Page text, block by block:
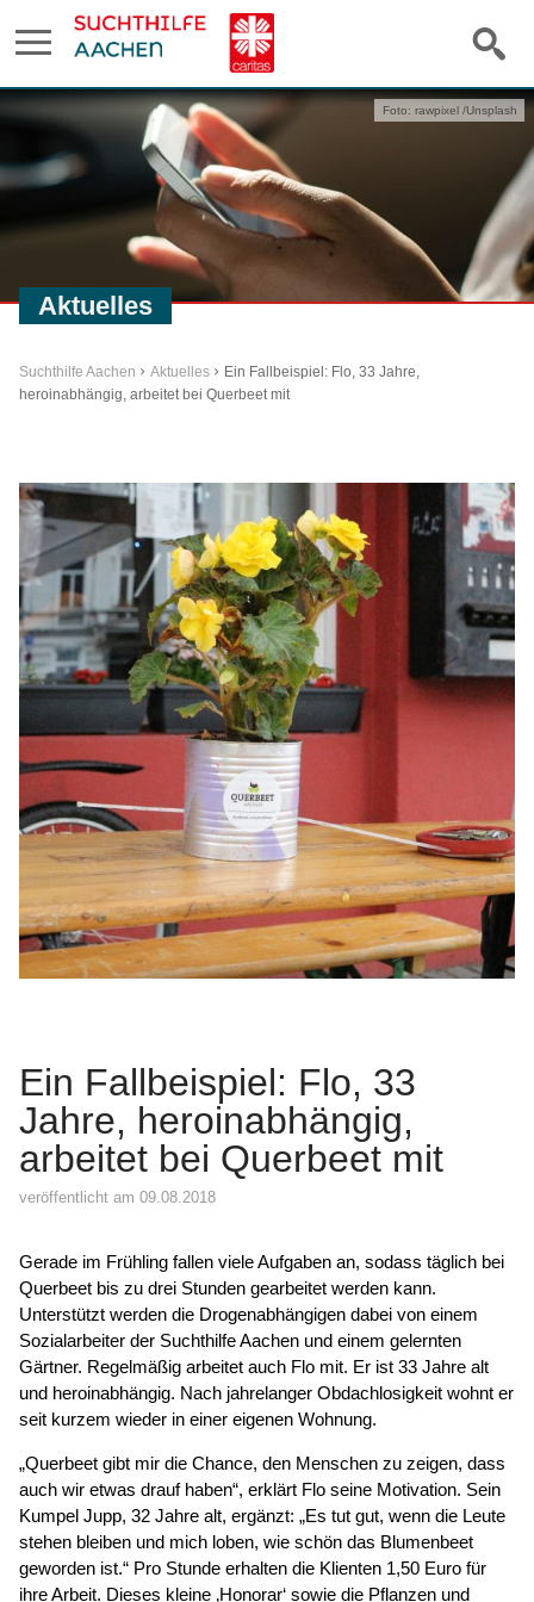
Aktuelles
Foto: rawpixel /Unsplash
Suchthilfe Aachen Aktuelles
Ein Fallbeispiel: Flo, 33 Jahre,
heroinabhängig, arbeitet bei Querbeet mit
Ein Fallbeispiel: Flo, 33
Jahre, heroinabhängig,
arbeitet bei Querbeet mit
veröffentlicht am 09.08.2018
Gerade im Frühling fallen viele Aufgaben an, sodass täglich bei
Querbeet bis zu drei Stunden gearbeitet werden kann.
Unterstützt werden die Drogenabhängigen dabei von einem
Sozialarbeiter der Suchthilfe Aachen und einem gelernten
Gärtner. Regelmäßig arbeitet auch Flo mit. Er ist 33 Jahre alt
und heroinabhängig. Nach jahrelanger Obdachlosigkeit wohnt er
seit kurzem wieder in einer eigenen Wohnung.
„Querbeet gibt mir die Chance, den Menschen zu zeigen, dass
auch wir etwas drauf haben“, erklärt Flo seine Motivation. Sein
Kumpel Jupp, 32 Jahre alt, ergänzt: „Es tut gut, wenn die Leute
stehen bleiben und mich loben, wie schön das Blumenbeet
geworden ist.“ Pro Stunde erhalten die Klienten 1,50 Euro für
ihre Arbeit. Dieses kleine ‚Honorar‘ sowie die Pflanzen und